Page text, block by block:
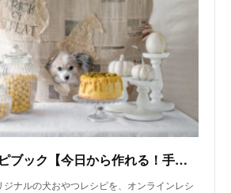
オンラインレシピブック【今日から作れる！手作り犬おやつレシピ】
ナルの犬おやつレシピを、オンラインレシ